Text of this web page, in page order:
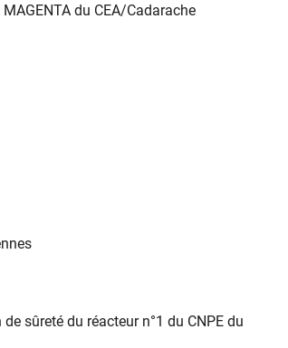
du CEA/Cadarache
sûreté du réacteur n°1 du CNPE du